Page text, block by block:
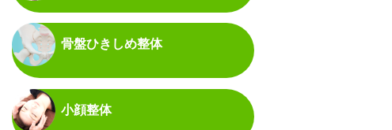
骨盤ひきしめ整体
小顔整体